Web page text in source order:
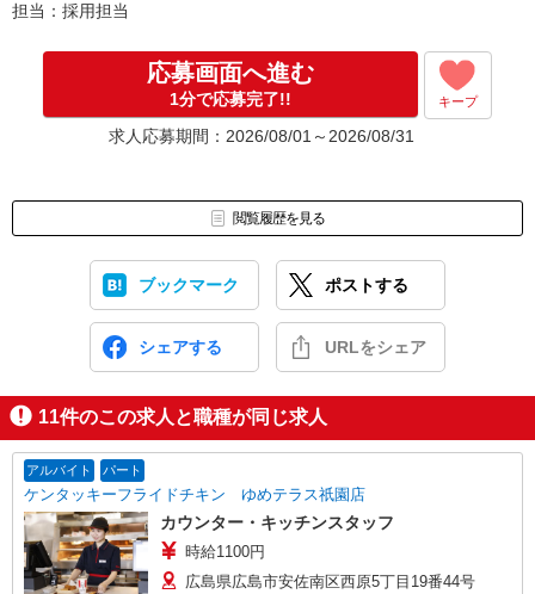
担当：採用担当
応募画面へ進む
1分で応募完了!! キープ
求人応募期間：2026/08/01～2026/08/31
閲覧履歴を見る
ブックマーク ポストする
シェアする URLをシェア
11件のこの求人と職種が同じ求人
アルバイト パート
ケンタッキーフライドチキン ゆめテラス祇園店
カウンター・キッチンスタッフ
時給1100円
広島県広島市安佐南区西原5丁目19番44号